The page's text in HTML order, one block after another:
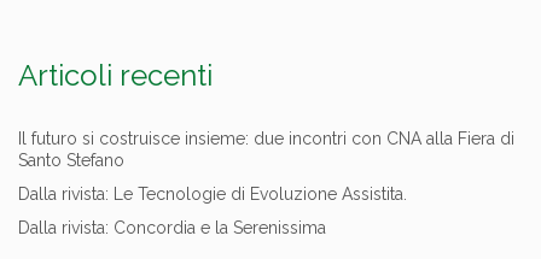
Articoli recenti
Il futuro si costruisce insieme: due incontri con CNA alla Fiera di
Santo Stefano
Dalla rivista: Le Tecnologie di Evoluzione Assistita.
Dalla rivista: Concordia e la Serenissima